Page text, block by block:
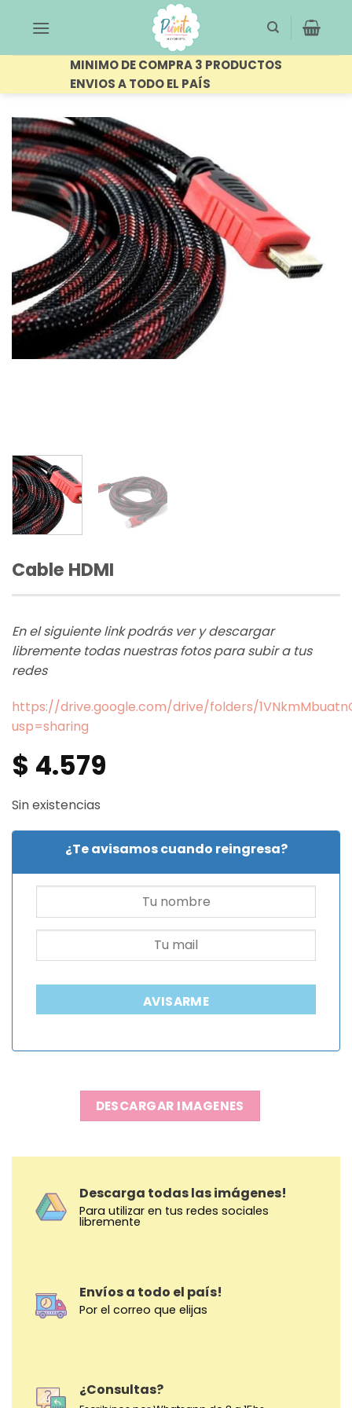
MINIMO DE COMPRA 3 PRODUCTOS
ENVIOS A TODO EL PAÍS
Cable HDMI
En el siguiente link podrás ver y descargar
libremente todas nuestras fotos para subir a tus
redes
https://drive.google.com/drive/folders/
usp=sharing
$ 4.579
Sin existencias
¿Te avisamos cuando reingresa?
AVISARME
DESCARGAR IMAGENES
Descarga todas las imágenes!
Para utilizar en tus redes sociales
libremente
Envíos a todo el país!
Por el correo que elijas
¿Consultas?